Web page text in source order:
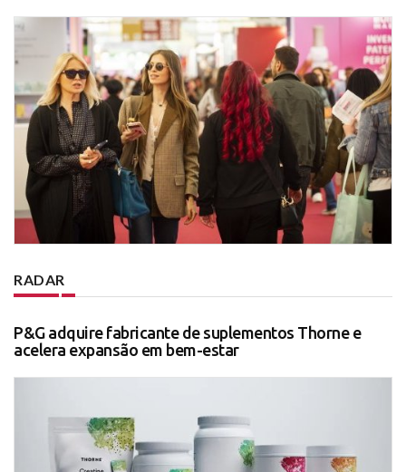
RADAR
P&G adquire fabricante de suplementos Thorne e
acelera expansão em bem-estar